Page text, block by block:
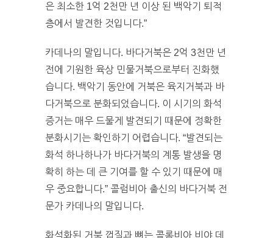
은 최소한 1억 2천만 년 이상 된 백악기 퇴적
층에서 발견한 것입니다.”
카데나의 말입니다. 바다거북은 2억 3천만 년
전에 기원한 육상 민물거북으로부터 진화했
습니다. 백악기 동안에 거북은 육지거북과 바
다거북으로 분화되었습니다. 이 시기의 화석
증거는 매우 드물게 발견되기 때문에 정확한
분화시기는 확인하기 어렵습니다. “발견되는
화석 하나하나가 바다거북의 계통 발생을 명
확히 하는 데 큰 기여를 할 수 있기 때문에 매
우 중요합니다.” 콜럼비아 출신의 바다거북 전
문가 카데나의 말입니다.
화석화된 거북 껍질과 뼈는 콜롬비아 비야 데